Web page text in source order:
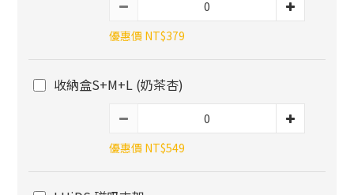
優惠價 NT$379
收納盒S+M+L (奶茶杏)
優惠價 NT$549